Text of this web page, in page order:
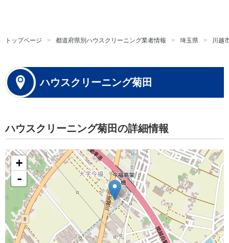
トップページ 都道府県別ハウスクリーニング業者情報 埼玉県 川越
ハウスクリーニング菊田
ハウスクリーニング菊田の詳細情報
+
-